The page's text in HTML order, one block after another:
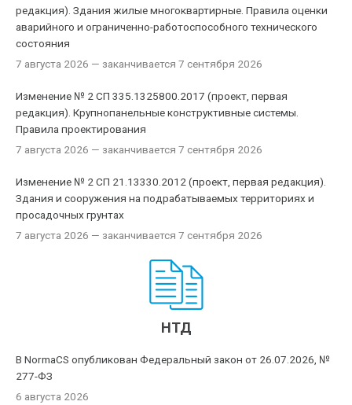
редакция). Здания жилые многоквартирные. Правила оценки
аварийного и ограниченно-работоспособного технического
состояния
7 августа 2026 — заканчивается 7 сентября 2026
Изменение № 2 СП 335.1325800.2017 (проект, первая
редакция). Крупнопанельные конструктивные системы.
Правила проектирования
7 августа 2026 — заканчивается 7 сентября 2026
Изменение № 2 СП 21.13330.2012 (проект, первая редакция).
Здания и сооружения на подрабатываемых территориях и
просадочных грунтах
7 августа 2026 — заканчивается 7 сентября 2026
НТД
В NormaCS опубликован Федеральный закон от 26.07.2026, №
277-ФЗ
6 августа 2026